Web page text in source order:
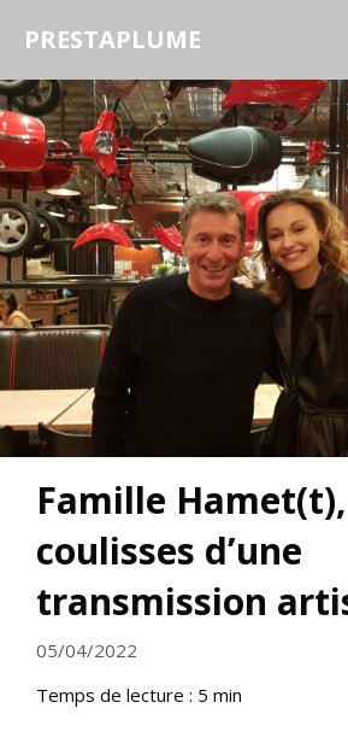
PRESTAPLUME
Famille
coulisses d’une
transmission
05/04/2022
Temps de lecture : 5 min